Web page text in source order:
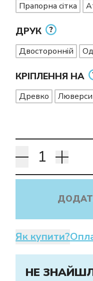
Прапорна сітка
ДРУК
Двосторонній
КРІПЛЕННЯ НА
Древко Люверси
Як купити?
НЕ